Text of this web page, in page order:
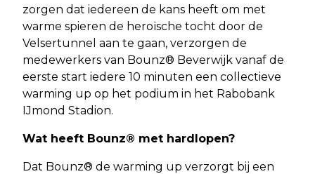
zorgen dat iedereen de kans heeft om met
warme spieren de heroïsche tocht door de
Velsertunnel aan te gaan, verzorgen de
medewerkers van Bounz® Beverwijk vanaf de
eerste start iedere 10 minuten een collectieve
warming up op het podium in het Rabobank
IJmond Stadion.
Wat heeft Bounz® met hardlopen?
Dat Bounz® de warming up verzorgt bij een